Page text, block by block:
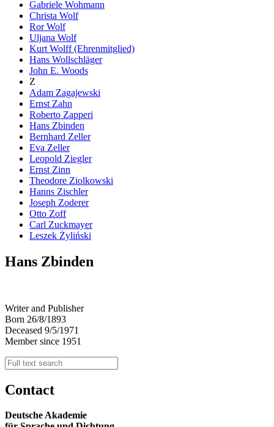
Gabriele Wohmann
Christa Wolf
Ror Wolf
Uljana Wolf
Kurt Wolff (Ehrenmitglied)
Hans Wollschläger
John E. Woods
Z
Adam Zagajewski
Ernst Zahn
Roberto Zapperi
Hans Zbinden
Bernhard Zeller
Eva Zeller
Leopold Ziegler
Ernst Zinn
Theodore Ziolkowski
Hanns Zischler
Joseph Zoderer
Otto Zoff
Carl Zuckmayer
Leszek Żyliński
Hans Zbinden
Writer and Publisher
Born 26/8/1893
Deceased 9/5/1971
Member since 1951
Contact
Deutsche Akademie